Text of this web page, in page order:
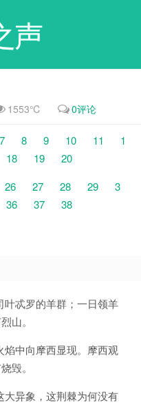
声
1553℃ 0评论
7 8 9 10 11
1
18 19
20
26 27 28 29
3
36 37
38
叶忒罗的羊群；一日领羊
山。
焰中向摩西显现。摩西观
毁。
大异象，这荆棘为何没有